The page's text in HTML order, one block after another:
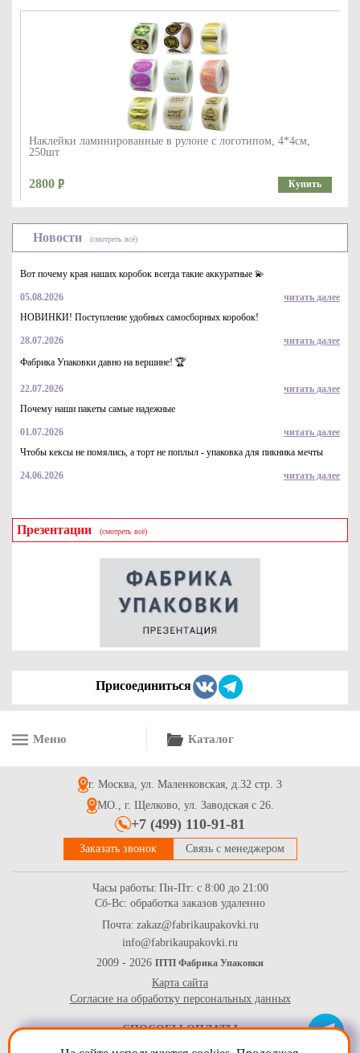
Наклейки ламинированные в рулоне с логотипом, 4*4см,
250шт
2800 Купить
Наклейки ламинированные в рулоне с логотипом, 5*5см,
3900 Купить
Наклейки ламинированные в рулоне с логотипом, 10*10см,
Наклейки ламинированные в рулоне с логотипом, 4*4см,
Наклейки ламинированные в рулоне с логотипом, 5*5см,
Новости (смотреть всё)
Вот почему края наших коробок всегда такие аккуратные 💫
05.08.2026
читать далее
НОВИНКИ! Поступление удобных самосборных коробок!
28.07.2026
читать далее
Фабрика Упаковки давно на вершине! 🏆
22.07.2026
читать далее
Почему наши пакеты самые надежные
01.07.2026
читать далее
Чтобы кексы не помялись, а торт не поплыл - упаковка для пикника мечты
24.06.2026 читать далее
Презентации (смотреть всё)
Присоединиться
Меню Каталог
г. Москва, ул. Маленковская, д.32 стр. 3
МО., г. Щелково, ул. Заводская с 26.
+7 (499) 110-91-81
Заказать звонок Связь с менеджером
Часы работы: Пн-Пт: с 8:00 до 21:00
Сб-Вс: обработка заказов удаленно
Почта: zakaz@fabrikaupakovki.ru
info@fabrikaupakovki.ru
2009 - 2026 ПТП Фабрика Упаковки
Карта сайта
Согласие на обработку персональных данных
СПОСОБЫ ОПЛАТЫ